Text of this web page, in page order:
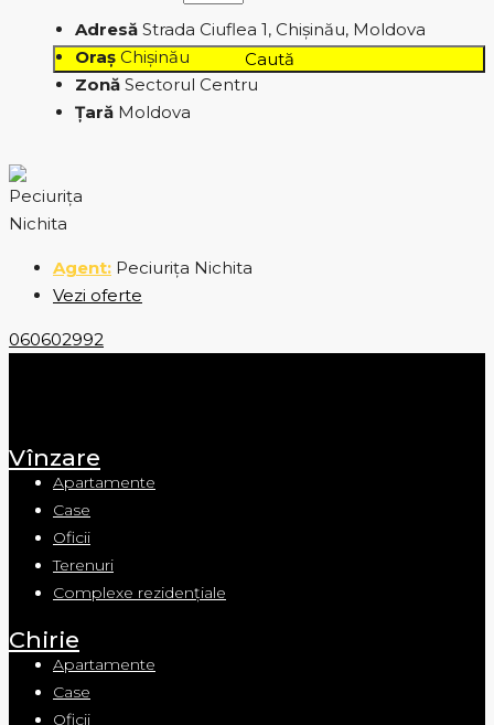
Caută
Adresă Strada Ciuflea 1, Chișinău, Moldova
Oraș Chișinău
Zonă Sectorul Centru
Țară Moldova
Peciurița Nichita
Vezi oferte
060602992
Vînzare
Apartamente
Case
Oficii
Terenuri
Complexe rezidențiale
Chirie
Apartamente
Case
Oficii